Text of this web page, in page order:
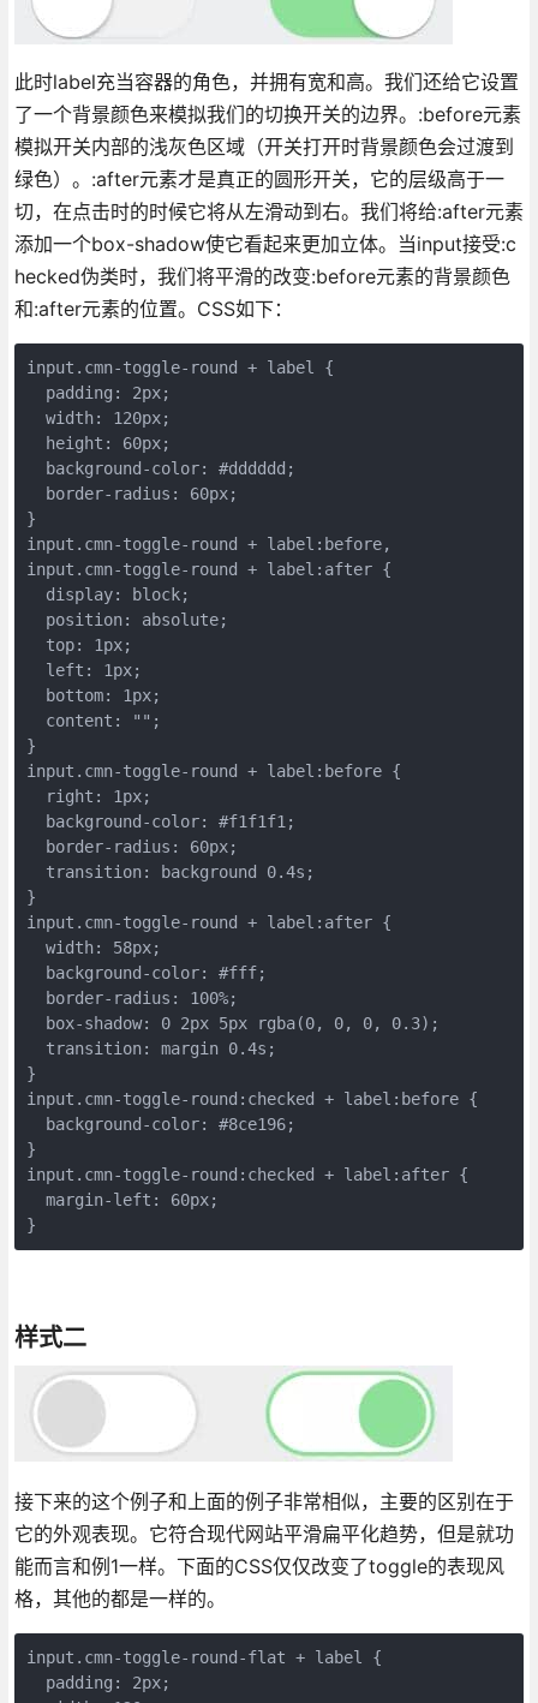
此时label充当容器的角色，并拥有宽和高。我们还给它设置
了一个背景颜色来模拟我们的切换开关的边界。:before元素
模拟开关内部的浅灰色区域（开关打开时背景颜色会过渡到
绿色）。:after元素才是真正的圆形开关，它的层级高于一
切，在点击时的时候它将从左滑动到右。我们将给:after元素
添加一个box-shadow使它看起来更加立体。当input接受:c
hecked伪类时，我们将平滑的改变:before元素的背景颜色
和:after元素的位置。CSS如下：
input.cmn-toggle-round + label {
  padding: 2px;
  width: 120px;
  height: 60px;
  background-color: #dddddd;
  border-radius: 60px;
}
input.cmn-toggle-round + label:before,
input.cmn-toggle-round + label:after {
  display: block;
  position: absolute;
  top: 1px;
  left: 1px;
  bottom: 1px;
  content: "";
}
input.cmn-toggle-round + label:before {
  right: 1px;
  background-color: #f1f1f1;
  border-radius: 60px;
  transition: background 0.4s;
}
input.cmn-toggle-round + label:after {
  width: 58px;
  background-color: #fff;
  border-radius: 100%;
  box-shadow: 0 2px 5px rgba(0, 0, 0, 0.3);
  transition: margin 0.4s;
}
input.cmn-toggle-round:checked + label:before {
  background-color: #8ce196;
}
input.cmn-toggle-round:checked + label:after {
  margin-left: 60px;
}
样式二
接下来的这个例子和上面的例子非常相似，主要的区别在于
它的外观表现。它符合现代网站平滑扁平化趋势，但是就功
能而言和例1一样。下面的CSS仅仅改变了toggle的表现风
格，其他的都是一样的。
input.cmn-toggle-round-flat + label {
  padding: 2px;